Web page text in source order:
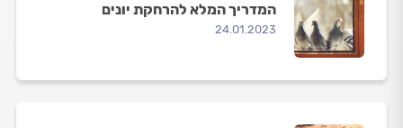
המדריך המלא להרחקת יונים
24.01.2023